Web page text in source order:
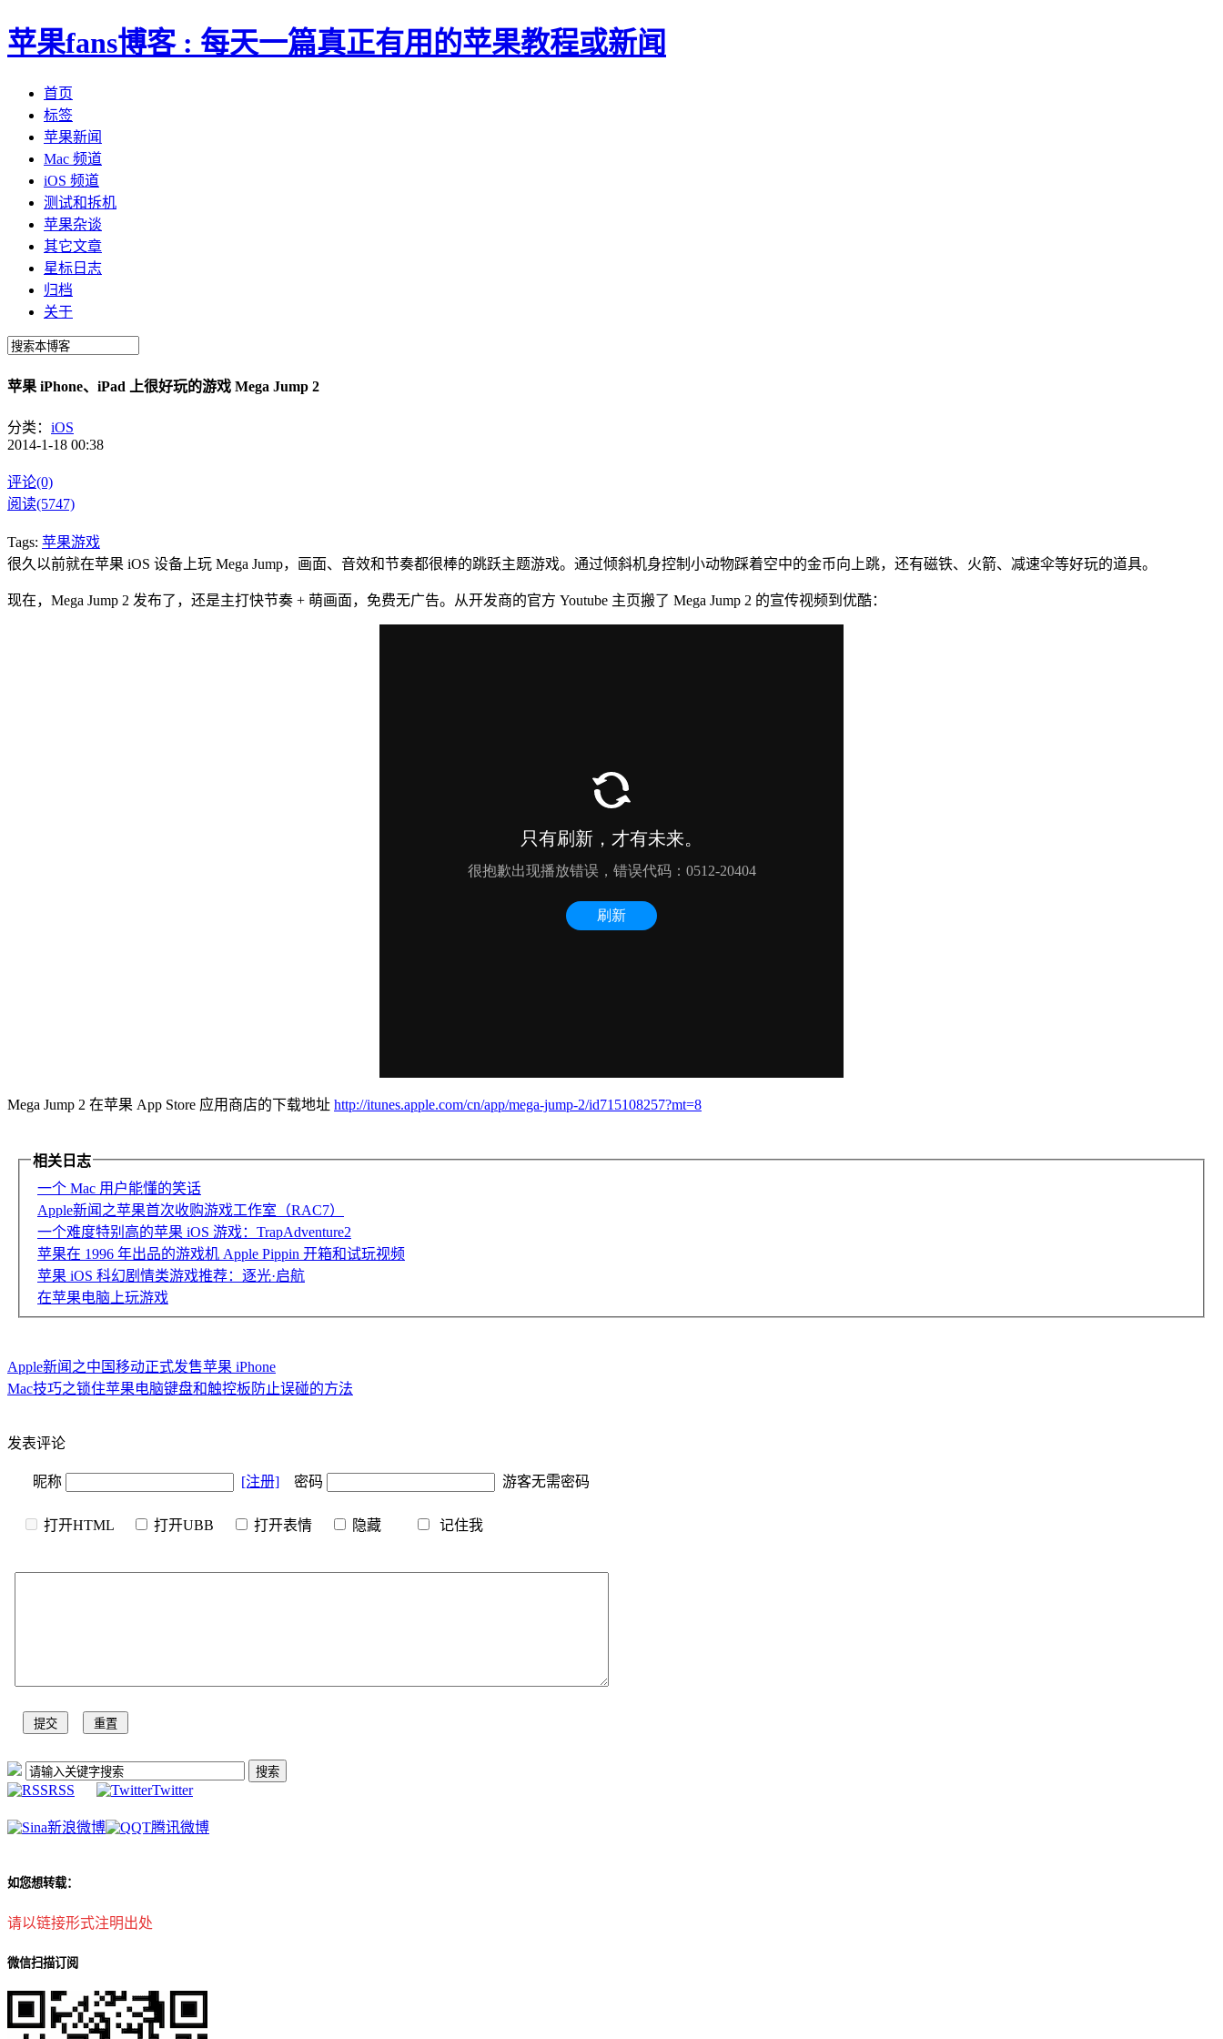
苹果fans博客 : 每天一篇真正有用的苹果教程或新闻
首页
标签
苹果新闻
Mac 频道
iOS 频道
测试和拆机
苹果杂谈
其它文章
星标日志
归档
关于
苹果 iPhone、iPad 上很好玩的游戏 Mega Jump 2
分类： iOS
2014-1-18 00:38
评论(0)
阅读(5747)
Tags: 苹果游戏
很久以前就在苹果 iOS 设备上玩 Mega Jump，画面、音效和节奏都很棒的跳跃主题游戏。通过倾斜机身控制小动物踩着空中的金币向上跳，还有磁铁、火箭、减速伞等好玩的道具。
现在，Mega Jump 2 发布了，还是主打快节奏 + 萌画面，免费无广告。从开发商的官方 Youtube 主页搬了 Mega Jump 2 的宣传视频到优酷：
Mega Jump 2 在苹果 App Store 应用商店的下载地址 http://itunes.apple.com/cn/app/mega-jump-2/id715108257?mt=8
相关日志
一个 Mac 用户能懂的笑话
Apple新闻之苹果首次收购游戏工作室（RAC7）
一个难度特别高的苹果 iOS 游戏：TrapAdventure2
苹果在 1996 年出品的游戏机 Apple Pippin 开箱和试玩视频
苹果 iOS 科幻剧情类游戏推荐：逐光·启航
在苹果电脑上玩游戏
Apple新闻之中国移动正式发售苹果 iPhone
Mac技巧之锁住苹果电脑键盘和触控板防止误碰的方法
发表评论
昵称 [注册] 密码 游客无需密码
打开HTML 打开UBB 打开表情 隐藏 记住我
RSS Twitter
新浪微博 腾讯微博
如您想转载：
请以链接形式注明出处
微信扫描订阅